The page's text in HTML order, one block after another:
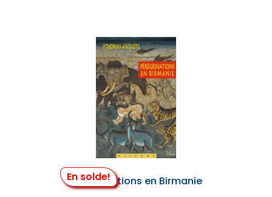
En solde!
Pérégrinations en Birmanie